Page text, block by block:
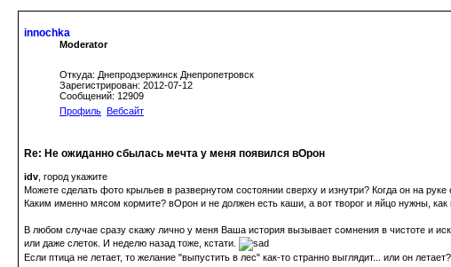
innochka
Moderator
Откуда: Днепродзержинск Днепропетровск
Зарегистрирован: 2012-07-12
Сообщений: 12909
Профиль Вебсайт
Re: Не ожиданно сбылась мечта у меня появился вОрон
idv , город укажите
Можете сделать фото крыльев в развернутом состоянии сверху и изнутри? Когда он на
Каким именно мясом кормите? вОрон и не должен есть каши, а вот творог и яйцо нужны,
В любом случае сразу скажу лично у меня Ваша история вызывает сомнения в чистоте и
или даже слеток. И неделю назад тоже, кстати.
Если птица не летает, то желание "выпустить в лес" как-то странно выглядит... или он летает?